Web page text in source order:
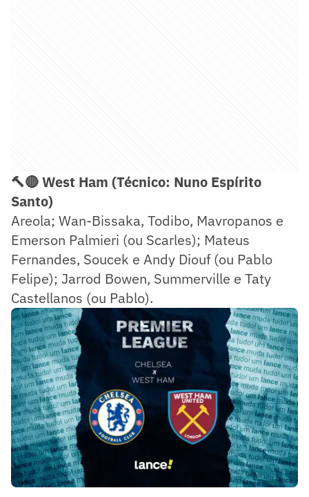
🔨🔴 West Ham (Técnico: Nuno Espírito
Santo)
Areola; Wan-Bissaka, Todibo, Mavropanos e
Emerson Palmieri (ou Scarles); Mateus
Fernandes, Soucek e Andy Diouf (ou Pablo
Felipe); Jarrod Bowen, Summerville e Taty
Castellanos (ou Pablo).